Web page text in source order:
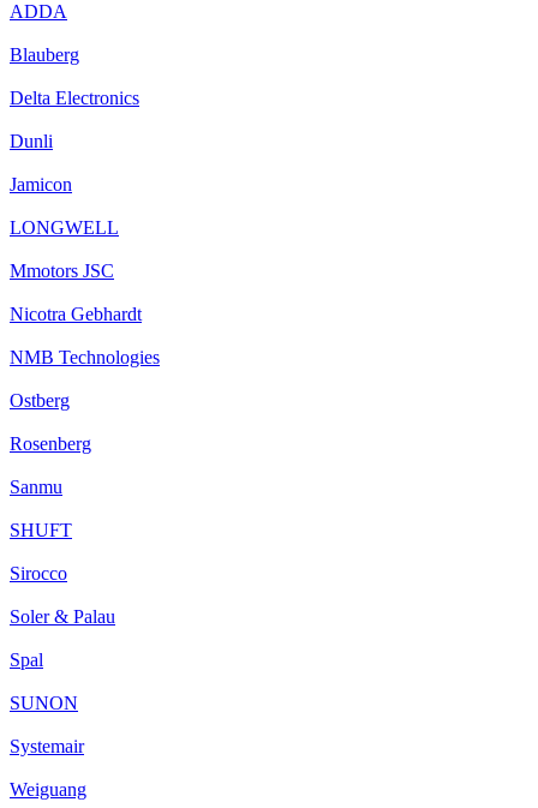
ADDA
Blauberg
Delta Electronics
Dunli
Jamicon
LONGWELL
Mmotors JSC
Nicotra Gebhardt
NMB Technologies
Ostberg
Rosenberg
Sanmu
SHUFT
Sirocco
Soler & Palau
Spal
SUNON
Systemair
Weiguang